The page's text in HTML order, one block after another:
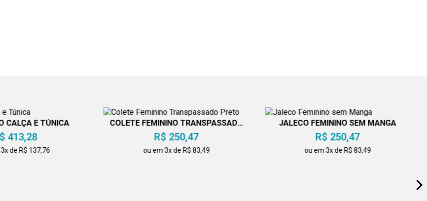
CALÇA E TÚNICA
413,28
de R$ 137,76
COLETE FEMININO TRANSPASSADO
PRETO
R$ 250,47
ou em 3x de R$ 83,49
JALECO FEMININO SEM MANGA
R$ 250,47
ou em 3x de R$ 83,49